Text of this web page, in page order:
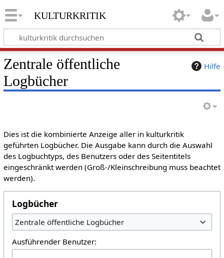
kulturkritik
Hilfe
Zentrale öffentliche
Logbücher
Dies ist die kombinierte Anzeige aller in kulturkritik
geführten Logbücher. Die Ausgabe kann durch die Auswahl
des Logbuchtyps, des Benutzers oder des Seitentitels
eingeschränkt werden (Groß-/Kleinschreibung muss beachtet
werden).
Logbücher
Zentrale öffentliche Logbücher
Ausführender Benutzer: